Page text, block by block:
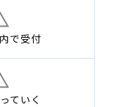
で受付
ていく